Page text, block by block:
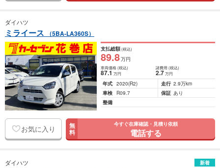
ダイハツ
ミライース （5BA-LA360S）
支払総額(税込)
89.8万円
車両価格(税込)
87.1万円
諸費用 (税込)
2.7 万円
年式 2020(R2) 走行 2.9万km
車検
R09.7 保証 あり
整備
お気に入り 無
料
今すぐ在庫確認・見積り依頼
電話する
ダイハツ 新着